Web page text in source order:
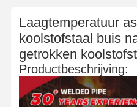
Laagtemperatuur
koolstofstaal buis
getrokken
Productbeschrijving: